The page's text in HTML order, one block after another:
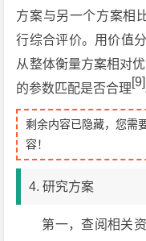
方案与另一个方案相
行综合评价。用价值
从整体衡量方案相对
的参数匹配是否合理[9]
剩余内容已隐藏，您需
容！
4. 研究方案
第一，查阅相关